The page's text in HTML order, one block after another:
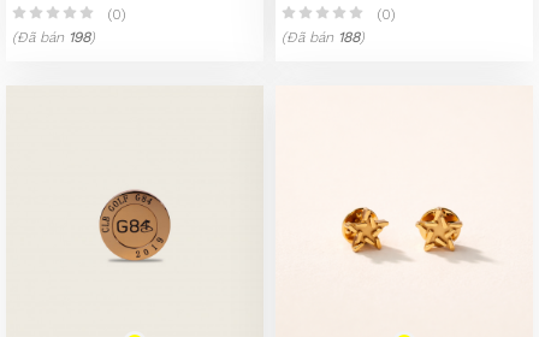
không gỉ 316L, mạ vàng 23k
(0)
(Đã bán 198)
(0)
(Đã bán 188)